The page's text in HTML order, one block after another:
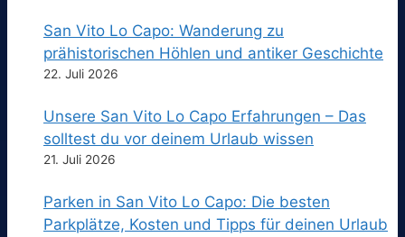
San Vito Lo Capo: Wanderung zu
prähistorischen Höhlen und antiker Geschichte
22. Juli 2026
Unsere San Vito Lo Capo Erfahrungen – Das
solltest du vor deinem Urlaub wissen
21. Juli 2026
Parken in San Vito Lo Capo: Die besten
Parkplätze, Kosten und Tipps für deinen Urlaub